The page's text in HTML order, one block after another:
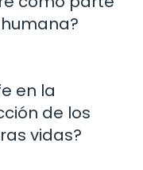
en la
de los
vidas?